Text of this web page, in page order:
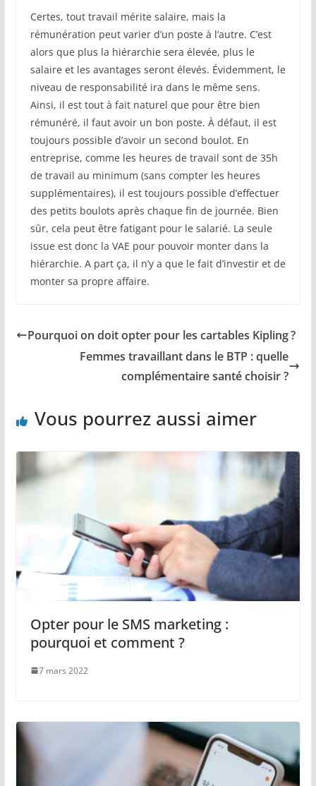
Certes, tout travail mérite salaire, mais la
rémunération peut varier d’un poste à l’autre. C’est
alors que plus la hiérarchie sera élevée, plus le
salaire et les avantages seront élevés. Évidemment, le
niveau de responsabilité ira dans le même sens.
Ainsi, il est tout à fait naturel que pour être bien
rémunéré, il faut avoir un bon poste. À défaut, il est
toujours possible d’avoir un second boulot. En
entreprise, comme les heures de travail sont de 35h
de travail au minimum (sans compter les heures
supplémentaires), il est toujours possible d’effectuer
des petits boulots après chaque fin de journée. Bien
sûr, cela peut être fatigant pour le salarié. La seule
issue est donc la VAE pour pouvoir monter dans la
hiérarchie. A part ça, il n’y a que le fait d’investir et de
monter sa propre affaire.
Pourquoi on doit opter pour les cartables Kipling ?
Femmes travaillant dans le BTP : quelle
complémentaire santé choisir ?
Vous pourrez aussi aimer
Opter pour le SMS marketing :
pourquoi et comment ?
7 mars 2022